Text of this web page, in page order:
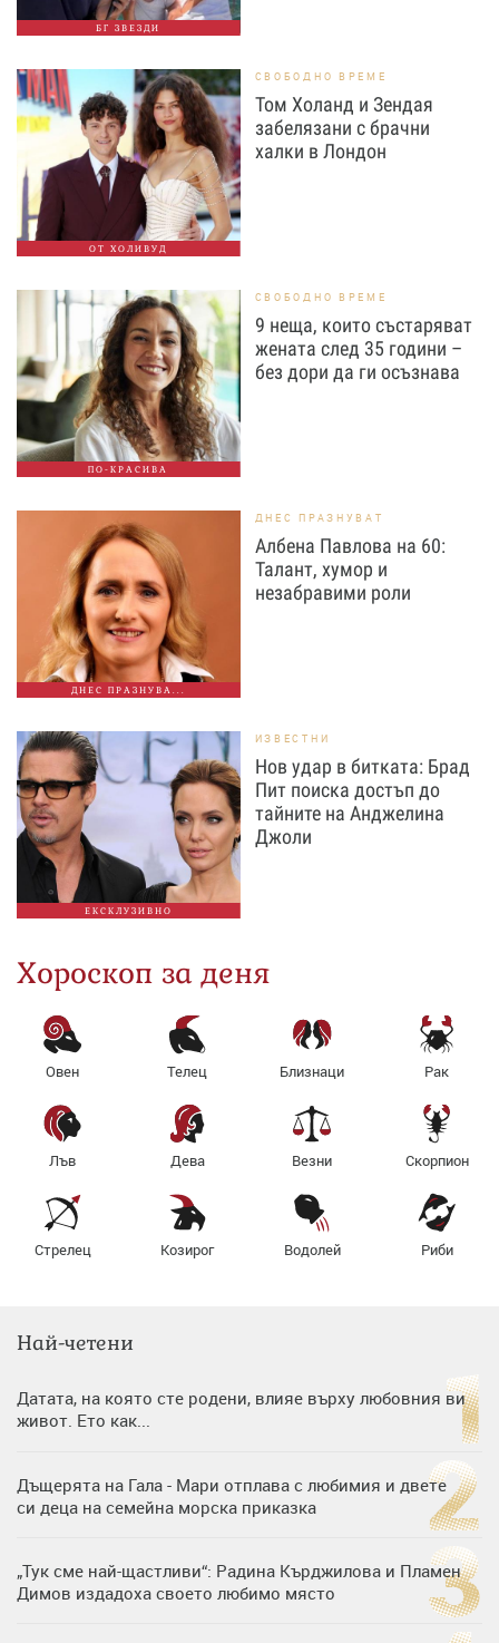
БГ ЗВЕЗДИ
ОТ ХОЛИВУД
СВОБОДНО ВРЕМЕ
Том Холанд и Зендая
забелязани с брачни
халки в Лондон
ПО-КРАСИВА
СВОБОДНО ВРЕМЕ
9 неща, които състаряват
жената след 35 години –
без дори да ги осъзнава
ДНЕС ПРАЗНУВА...
ДНЕС ПРАЗНУВАТ
Албена Павлова на 60:
Талант, хумор и
незабравими роли
ЕКСКЛУЗИВНО
ИЗВЕСТНИ
Нов удар в битката: Брад
Пит поиска достъп до
тайните на Анджелина
Джоли
Хороскоп за деня
Овен Телец Близнаци Рак
Лъв Дева Везни Скорпион
Стрелец Козирог Водолей Риби
Най-четени
Датата, на която сте родени, влияе върху любовния ви
живот. Ето как...
Дъщерята на Гала - Мари отплава с любимия и двете
си деца на семейна морска приказка
„Тук сме най-щастливи“: Радина Кърджилова и Пламен
Димов издадоха своето любимо място